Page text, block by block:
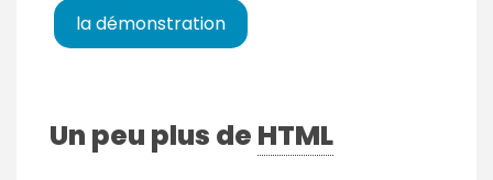
la démonstration
Un peu plus de HTML